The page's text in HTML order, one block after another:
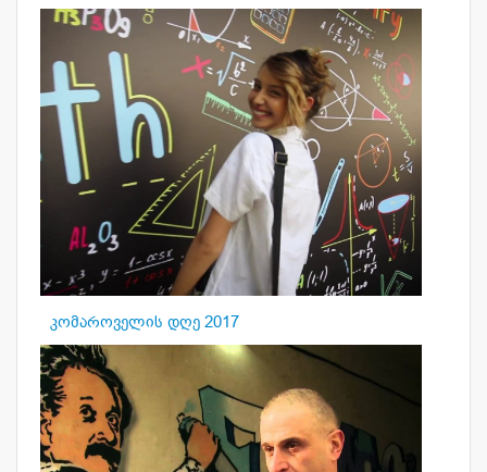
კომაროველის დღე 2017